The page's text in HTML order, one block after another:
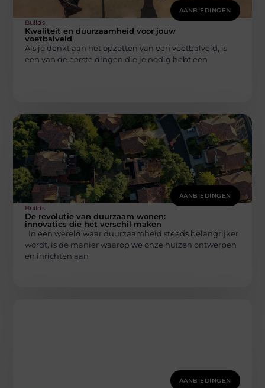
AANBIEDINGEN
Builds
Kwaliteit en duurzaamheid voor jouw
voetbalveld
Als je denkt aan het opzetten van een voetbalveld, is
een van de eerste dingen die je nodig hebt een
AANBIEDINGEN
Builds
De revolutie van duurzaam wonen:
innovaties die het verschil maken
In een wereld waar duurzaamheid steeds belangrijker
wordt, is de manier waarop we onze huizen ontwerpen
en inrichten aan
AANBIEDINGEN